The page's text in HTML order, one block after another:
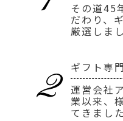
その道45
だわり、
厳選しま
ギフト専
運営会社
業以来、
てきました